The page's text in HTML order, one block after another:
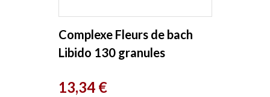
Complexe Fleurs de bach
Libido 130 granules
Prix
13,34 €